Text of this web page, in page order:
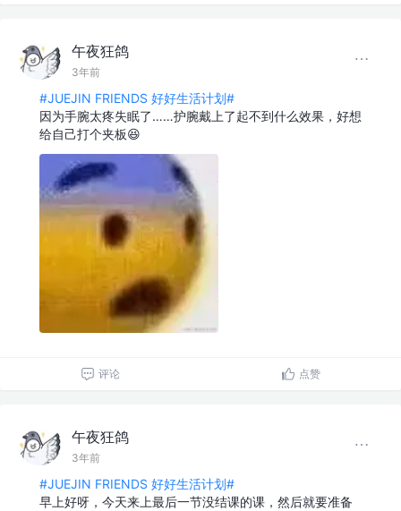
午夜狂鸽
3年前
#JUEJIN FRIENDS 好好生活计划#
因为手腕太疼失眠了……护腕戴上了起不到什么效果，好想
给自己打个夹板😆
评论 点赞
午夜狂鸽
3年前
#JUEJIN FRIENDS 好好生活计划#
早上好呀，今天来上最后一节没结课的课，然后就要准备